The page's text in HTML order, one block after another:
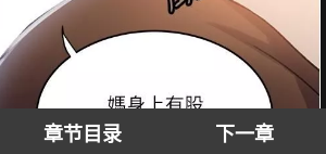
章节目录 下一章